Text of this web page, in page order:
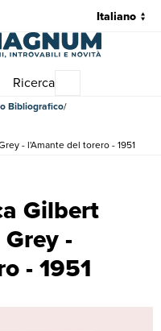
Ricerca
Bibliografico
- l'Amante del torero - 1951
Gilbert
-
- 1951
Grey - l'Amante del